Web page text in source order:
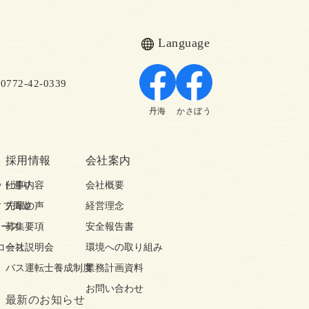
42-0339
Language
丹海 かさぼう
ト巡り
ブ周遊
ス
ース
採用情報
仕事内容
先輩の声
募集要項
会社説明会
バス運転士養成制度
最新のお知らせ
会社案内
会社概要
経営理念
安全報告書
環境への取り組み
業務計画資料
お問い合わせ